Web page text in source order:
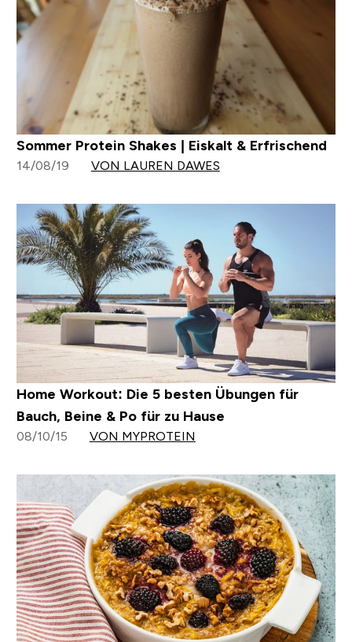
Sommer Protein Shakes | Eiskalt & Erfrischend
14/08/19 VON LAUREN DAWES
Home Workout: Die 5 besten Übungen für
Bauch, Beine & Po für zu Hause
08/10/15 VON MYPROTEIN